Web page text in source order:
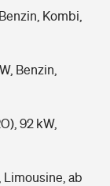
Kombi,
Benzin,
92 kW,
Limousine, ab